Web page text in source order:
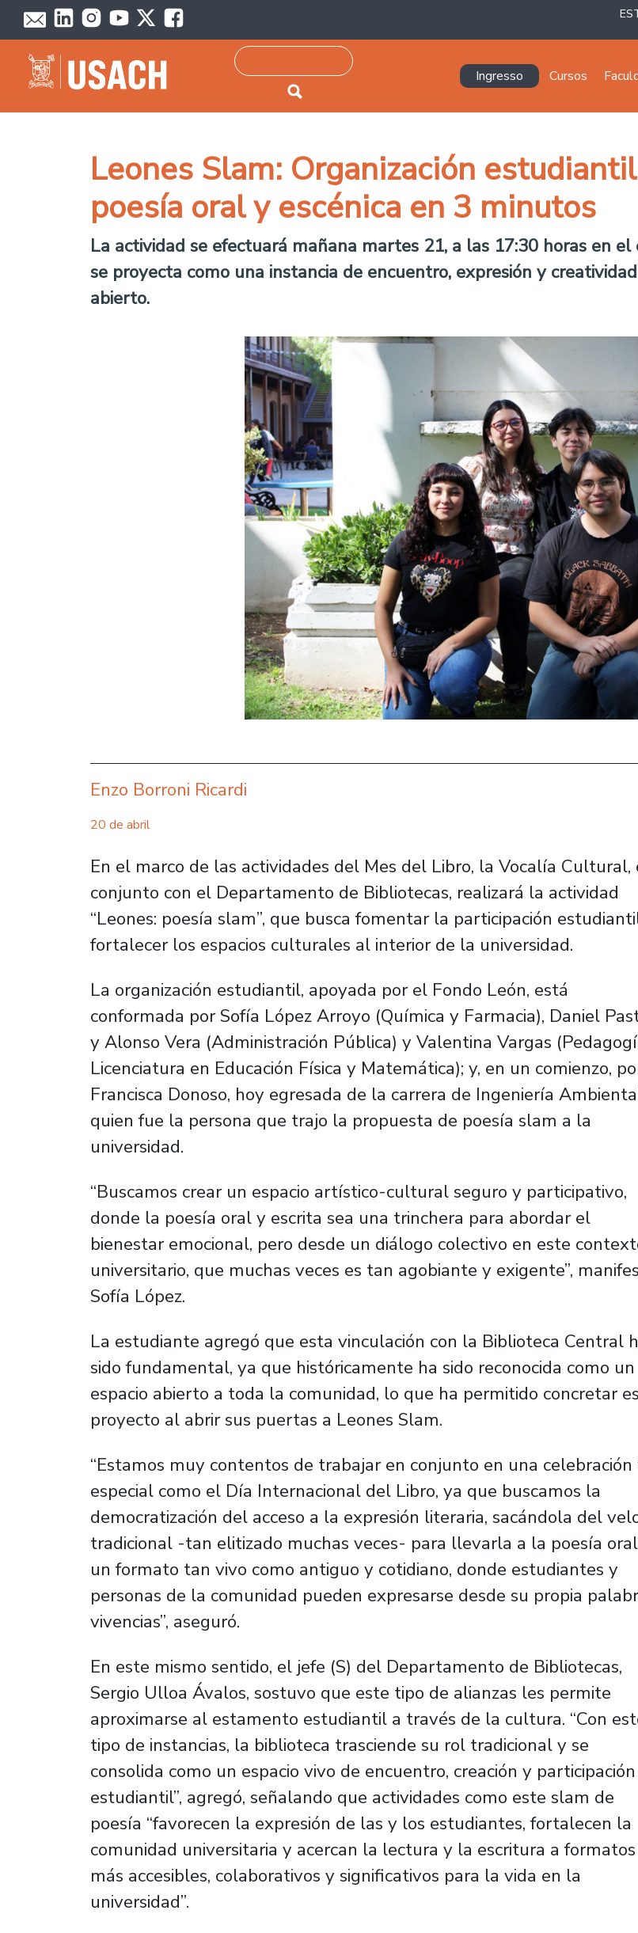
Passar para o conteúdo principal
Pesquisar
Navegación principal
Ingresso Cursos
Leones Slam: Organización
poesía oral y escénica en 3 minutos
La actividad se efectuará mañana martes 21, a las 17:30 horas en
se proyecta como una instancia de encuentro, expresión y
abierto.
Enzo Borroni Ricardi
20 de abril
En el marco de las actividades del Mes del Libro, la Vocalía Cultural,
conjunto con el Departamento de Bibliotecas, realizará la actividad
“Leones: poesía slam”, que busca fomentar la participación
fortalecer los espacios culturales al interior de la universidad.
La organización estudiantil, apoyada por el Fondo León, está
conformada por Sofía López Arroyo (Química y Farmacia), Daniel
y Alonso Vera (Administración Pública) y Valentina Vargas
Licenciatura en Educación Física y Matemática); y, en un comienzo,
Francisca Donoso, hoy egresada de la carrera de Ingeniería
quien fue la persona que trajo la propuesta de poesía slam a la
universidad.
“Buscamos crear un espacio artístico-cultural seguro y participativo,
donde la poesía oral y escrita sea una trinchera para abordar el
bienestar emocional, pero desde un diálogo colectivo en este
universitario, que muchas veces es tan agobiante y exigente”,
Sofía López.
La estudiante agregó que esta vinculación con la Biblioteca Central
sido fundamental, ya que históricamente ha sido reconocida como un
espacio abierto a toda la comunidad, lo que ha permitido concretar
proyecto al abrir sus puertas a Leones Slam.
“Estamos muy contentos de trabajar en conjunto en una celebración
especial como el Día Internacional del Libro, ya que buscamos la
democratización del acceso a la expresión literaria, sacándola del
tradicional -tan elitizado muchas veces- para llevarla a la poesía
un formato tan vivo como antiguo y cotidiano, donde estudiantes y
personas de la comunidad pueden expresarse desde su propia
vivencias”, aseguró.
En este mismo sentido, el jefe (S) del Departamento de Bibliotecas,
Sergio Ulloa Ávalos, sostuvo que este tipo de alianzas les permite
aproximarse al estamento estudiantil a través de la cultura. “Con
tipo de instancias, la biblioteca trasciende su rol tradicional y se
consolida como un espacio vivo de encuentro, creación y participación
estudiantil”, agregó, señalando que actividades como este slam de
poesía “favorecen la expresión de las y los estudiantes, fortalecen la
comunidad universitaria y acercan la lectura y la escritura a formatos
más accesibles, colaborativos y significativos para la vida en la
universidad”.